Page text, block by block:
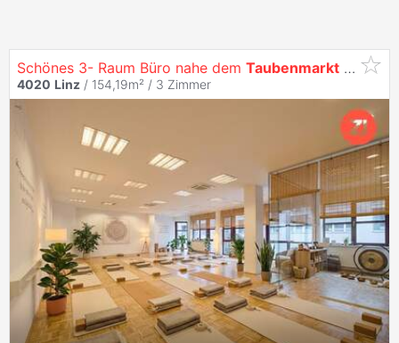
Schönes 3- Raum Büro nahe dem Taubenmarkt Linz
4020 Linz / 154,19m² / 3 Zimmer